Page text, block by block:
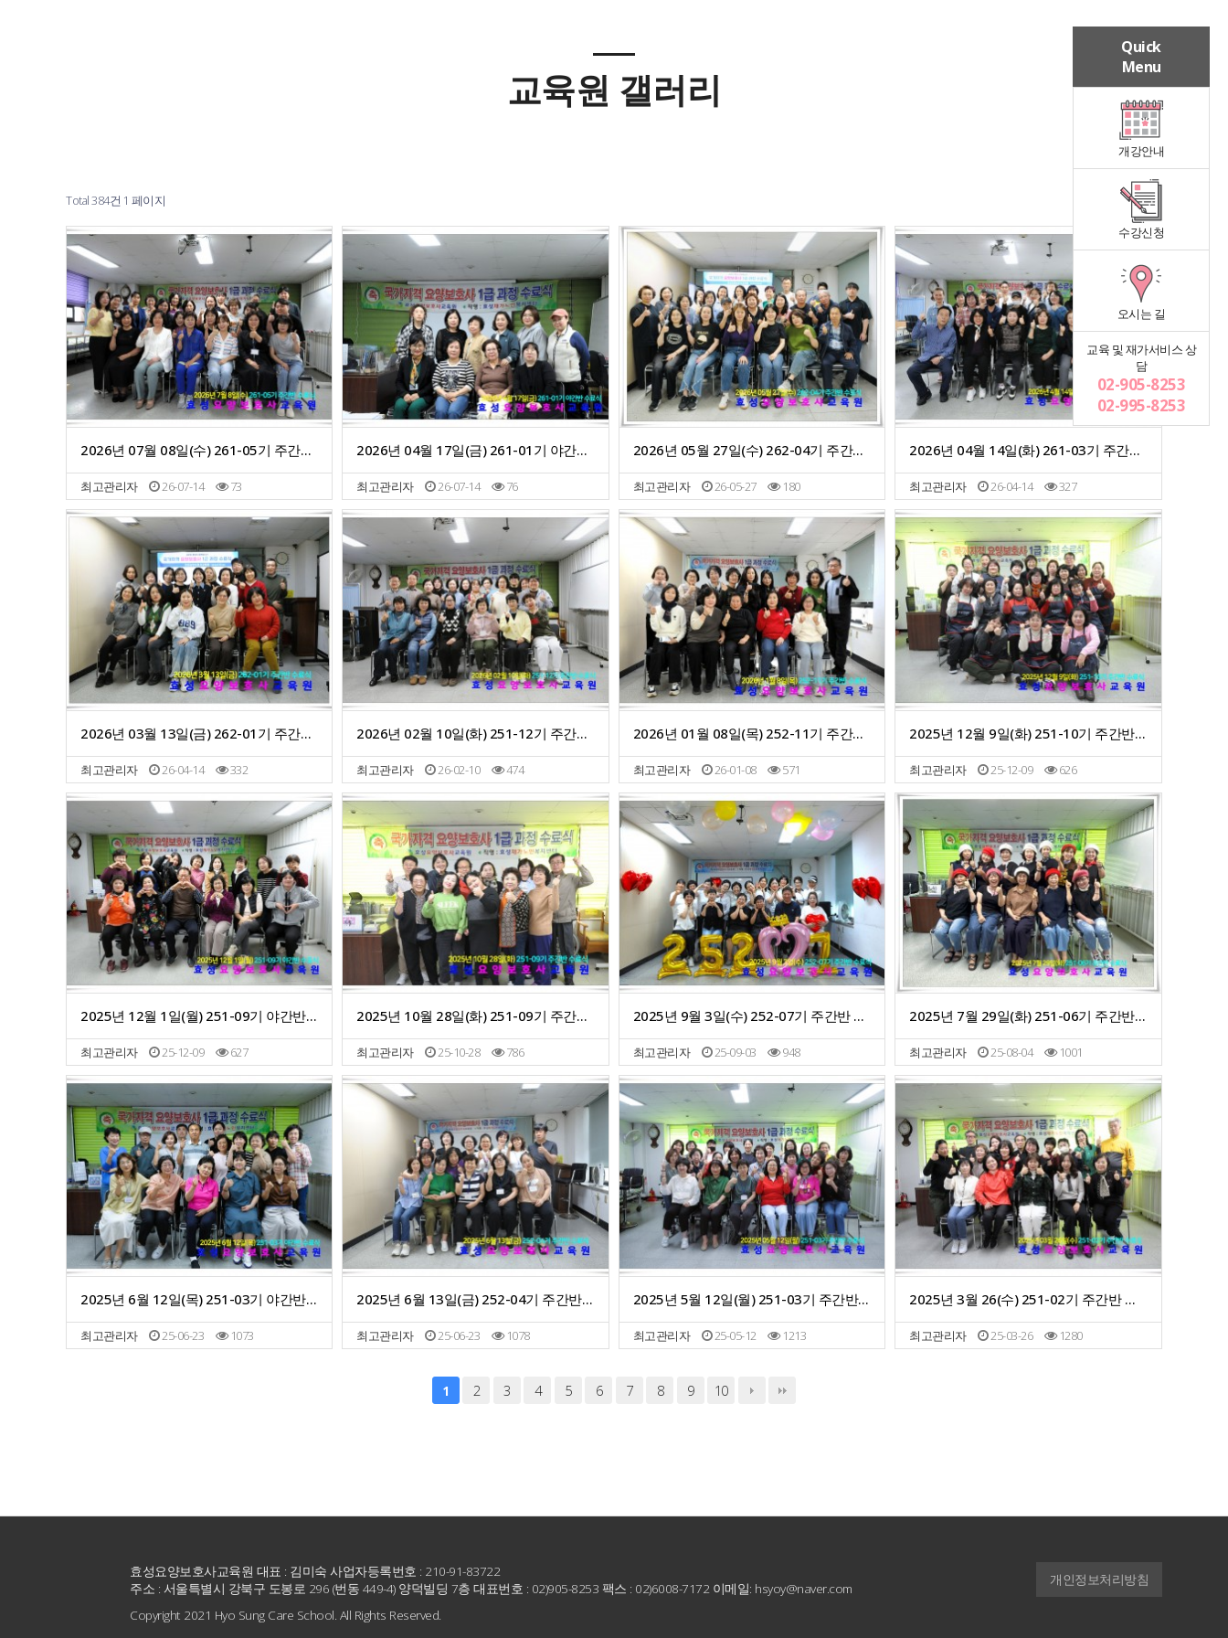
교육원 갤러리
Total 384건 1 페이지
2026년 07월 08일(수) 261-05기 주간반 수료식
최고관리자 26-07-14 73
2026년 04월 17일(금) 261-01기 야간반 수료식
최고관리자 26-07-14 76
2026년 05월 27일(수) 262-04기 주간반 수료식
최고관리자 26-05-27 180
2026년 04월 14일(화) 261-03기 주간반 수료식
최고관리자 26-04-14 327
2026년 03월 13일(금) 262-01기 주간반 수료식
최고관리자 26-04-14 332
2026년 02월 10일(화) 251-12기 주간반 수료식
최고관리자 26-02-10 474
2026년 01월 08일(목) 252-11기 주간반 수료식
최고관리자 26-01-08 571
2025년 12월 9일(화) 251-10기 주간반 수료식
최고관리자 25-12-09 626
2025년 12월 1일(월) 251-09기 야간반 수료식
최고관리자 25-12-09 627
2025년 10월 28일(화) 251-09기 주간반 수료식
최고관리자 25-10-28 786
2025년 9월 3일(수) 252-07기 주간반 수료식
최고관리자 25-09-03 948
2025년 7월 29일(화) 251-06기 주간반 수료식
최고관리자 25-08-04 1001
2025년 6월 12일(목) 251-03기 야간반 수료식
최고관리자 25-06-23 1073
2025년 6월 13일(금) 252-04기 주간반 수료식
최고관리자 25-06-23 1078
2025년 5월 12일(월) 251-03기 주간반 수료식
최고관리자 25-05-12 1213
2025년 3월 26(수) 251-02기 주간반 수료식
최고관리자 25-03-26 1280
1 2 3 4 5 6 7 8 9 10
개인정보처리방침
효성요양보호사교육원 대표 : 김미숙 사업자등록번호 : 210-91-83722
주소 : 서울특별시 강북구 도봉로 296 (번동 449-4) 양덕빌딩 7층 대표번호 : 02)905-8253 팩스 : 02)6008-7172 이메일: hsyoy@naver.com
Copyright 2021 Hyo Sung Care School. All Rights Reserved.
Quick
Menu
개강안내
수강신청
오시는 길
교육 및 재가서비스 상
담
02-905-8253
02-995-8253